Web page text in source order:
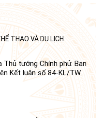
THAO VÀ DU LỊCH
tướng Chính phủ: Ban
Kết luận số 84-KL/TW
Chính trị tiếp tục thực
16 tháng 6 năm 2008
xây dựng và phát triển
mới"